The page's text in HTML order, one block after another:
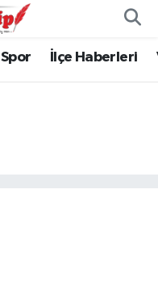
Spor İlçe Haberleri